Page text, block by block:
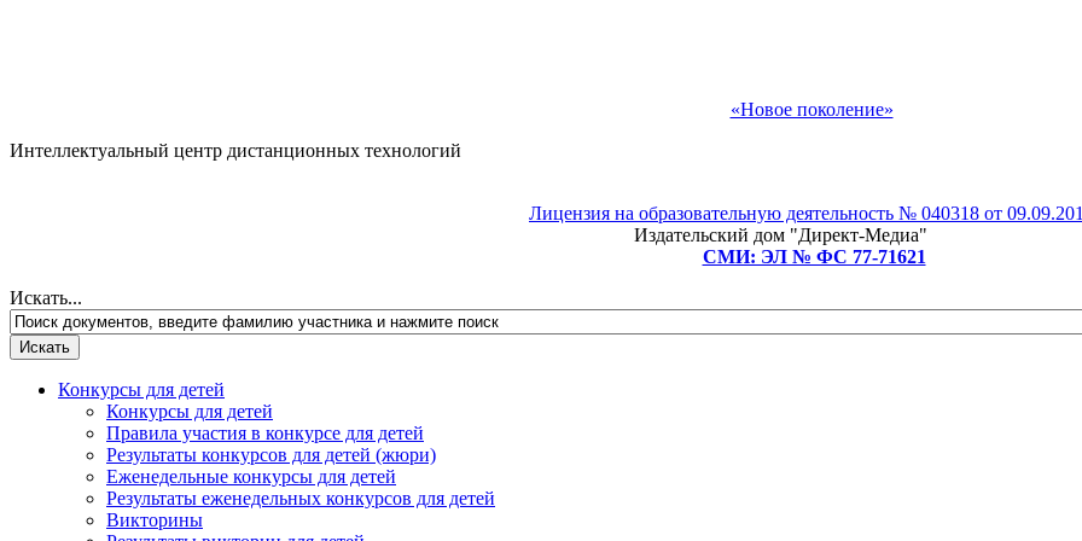
«Новое поколение»
Интеллектуальный центр дистанционных технологий
Лицензия на образовательную деятельность № 040318 от
Издательский дом "Директ-Медиа"
СМИ: ЭЛ № ФС 77-71621
Искать...
Конкурсы для детей
Конкурсы для детей
Правила участия в конкурсе для детей
Результаты конкурсов для детей (жюри)
Еженедельные конкурсы для детей
Результаты еженедельных конкурсов для детей
Викторины